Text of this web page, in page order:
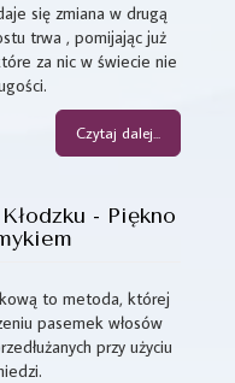
się zmiana w drugą
trwa , pomijając już
za nic w świecie nie
Czytaj dalej...
- Piękno
to metoda, której
pasemek włosów
przy użyciu